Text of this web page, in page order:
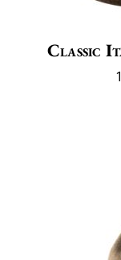
Classic